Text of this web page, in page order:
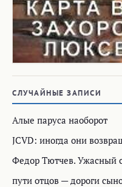
СЛУЧАЙНЫЕ ЗАПИСИ
Алые паруса наоборот
JCVD: иногда они
Федор Тютчев. Ужасный
пути отцов — дороги